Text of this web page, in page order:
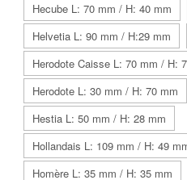
Hecube L: 70 mm / H: 40 mm
Helvetia L: 90 mm / H:29 mm
Herodote Caisse L: 70 mm / H:
Herodote L: 30 mm / H: 70 mm
Hestia L: 50 mm / H: 28 mm
Hollandais L: 109 mm / H: 49
Homère L: 35 mm / H: 35 mm